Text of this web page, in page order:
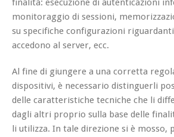
finalità: esecuzione di autenticazioni
monitoraggio di sessioni,
su specifiche configurazioni
accedono al server, ecc.
Al fine di giungere a una corretta
dispositivi, è necessario distinguerli
delle caratteristiche tecniche che li
dagli altri proprio sulla base delle
li utilizza. In tale direzione si è mosso,